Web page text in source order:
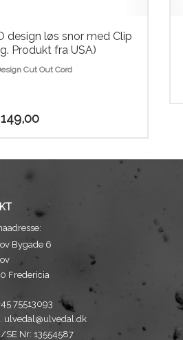
design løs snor med Clip
Produkt fra USA)
Cut Out Cord
149,00
Bygade 6
Fredericia
75513093
ulvedal@ulvedal.dk
SE Nr: 13554587